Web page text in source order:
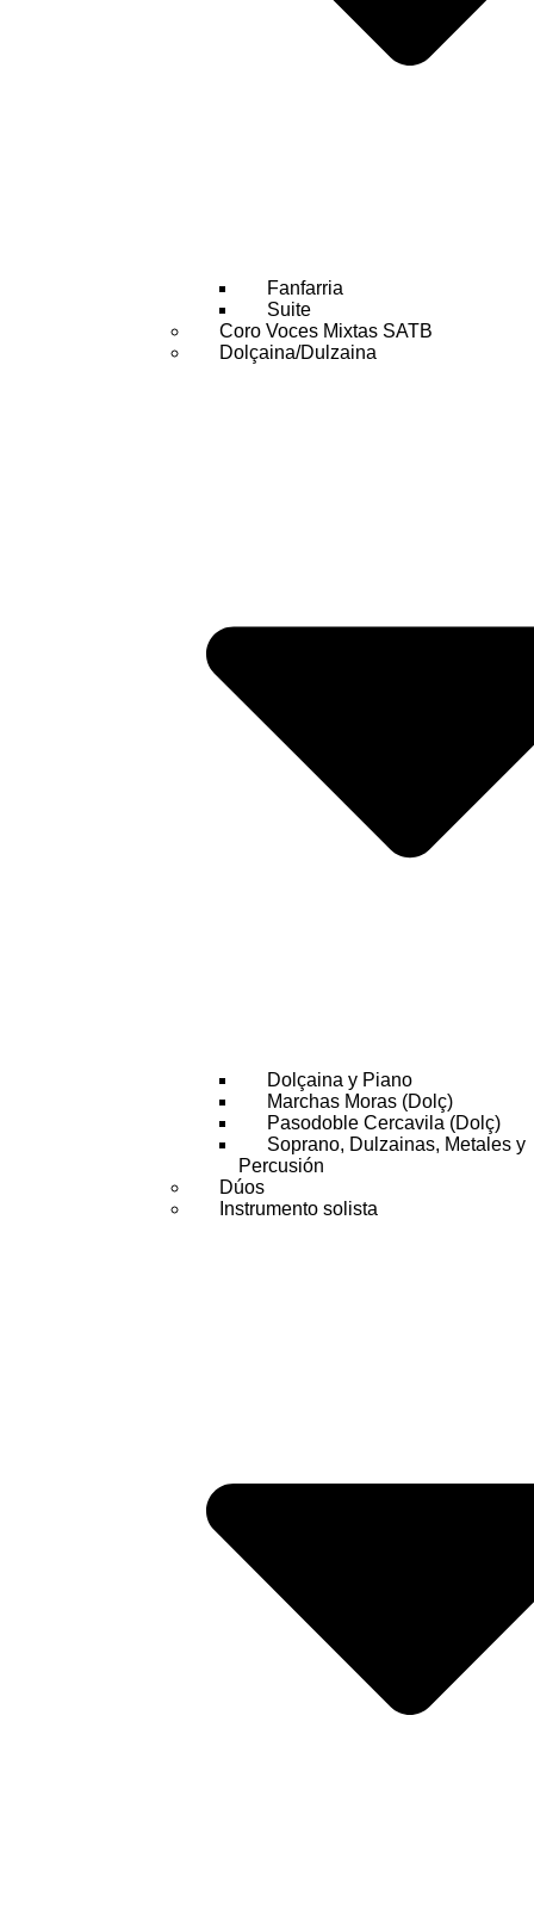
Fanfarria
Suite
Coro Voces Mixtas SATB
Dolçaina/Dulzaina
Dolçaina y Piano
Marchas Moras (Dolç)
Pasodoble Cercavila (Dolç)
Soprano, Dulzainas, Metales y
Percusión
Dúos
Instrumento solista